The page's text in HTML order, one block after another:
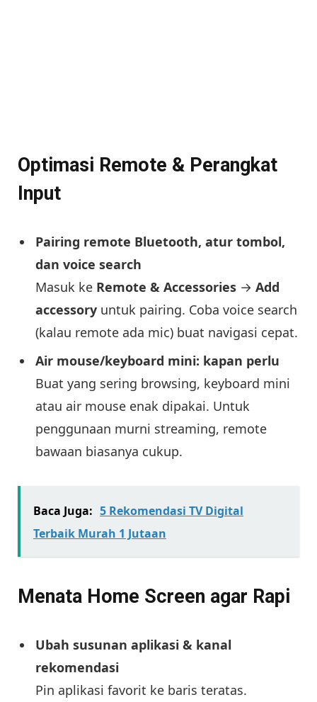
Optimasi Remote & Perangkat
Input
Pairing remote Bluetooth, atur tombol,
dan voice search
Masuk ke Remote & Accessories → Add
accessory untuk pairing. Coba voice search
(kalau remote ada mic) buat navigasi cepat.
Air mouse/keyboard mini: kapan perlu
Buat yang sering browsing, keyboard mini
atau air mouse enak dipakai. Untuk
penggunaan murni streaming, remote
bawaan biasanya cukup.
Baca Juga: 5 Rekomendasi TV Digital
Terbaik Murah 1 Jutaan
Menata Home Screen agar Rapi
Ubah susunan aplikasi & kanal
rekomendasi
Pin aplikasi favorit ke baris teratas.